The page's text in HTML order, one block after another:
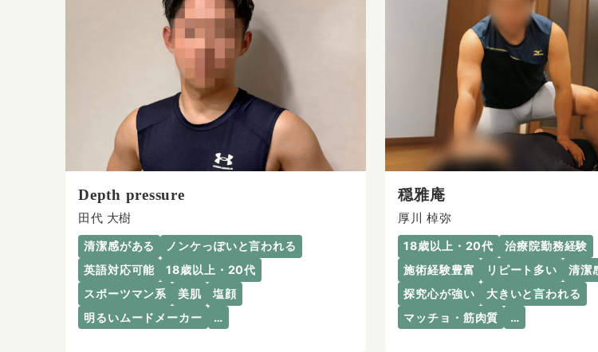
Depth pressure
田代 大樹
清潔感がある
ノンケっぽいと言われる
英語対応可能
18歳以上・20代
スポーツマン系
美肌
塩顔
明るいムードメーカー
…
穏雅庵
厚川 棹弥
18歳以上・20代
治療院勤務経験
施術経験豊富
リピート多い
清潔
探究心が強い
大きいと言われる
マッチョ・筋肉質
…